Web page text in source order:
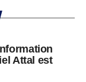
Attal est